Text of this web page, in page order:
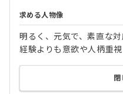
求める人物像
明るく、元気で、素直な
経験よりも意欲や人柄重視
閉